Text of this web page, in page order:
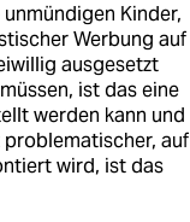
Kinder,
Werbung auf
ausgesetzt
ist das eine
werden kann und
auf
wird, ist das